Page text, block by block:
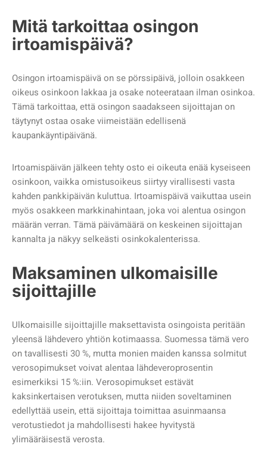
Mitä tarkoittaa osingon
irtoamispäivä?
Osingon irtoamispäivä on se pörssipäivä, jolloin osakkeen
oikeus osinkoon lakkaa ja osake noteerataan ilman osinkoa.
Tämä tarkoittaa, että osingon saadakseen sijoittajan on
täytynyt ostaa osake viimeistään edellisenä
kaupankäyntipäivänä.
Irtoamispäivän jälkeen tehty osto ei oikeuta enää kyseiseen
osinkoon, vaikka omistusoikeus siirtyy virallisesti vasta
kahden pankkipäivän kuluttua. Irtoamispäivä vaikuttaa usein
myös osakkeen markkinahintaan, joka voi alentua osingon
määrän verran. Tämä päivämäärä on keskeinen sijoittajan
kannalta ja näkyy selkeästi osinkokalenterissa.
Maksaminen ulkomaisille
sijoittajille
Ulkomaisille sijoittajille maksettavista osingoista peritään
yleensä lähdevero yhtiön kotimaassa. Suomessa tämä vero
on tavallisesti 30 %, mutta monien maiden kanssa solmitut
verosopimukset voivat alentaa lähdeveroprosentin
esimerkiksi 15 %:iin. Verosopimukset estävät
kaksinkertaisen verotuksen, mutta niiden soveltaminen
edellyttää usein, että sijoittaja toimittaa asuinmaansa
verotustiedot ja mahdollisesti hakee hyvitystä
ylimääräisestä verosta.